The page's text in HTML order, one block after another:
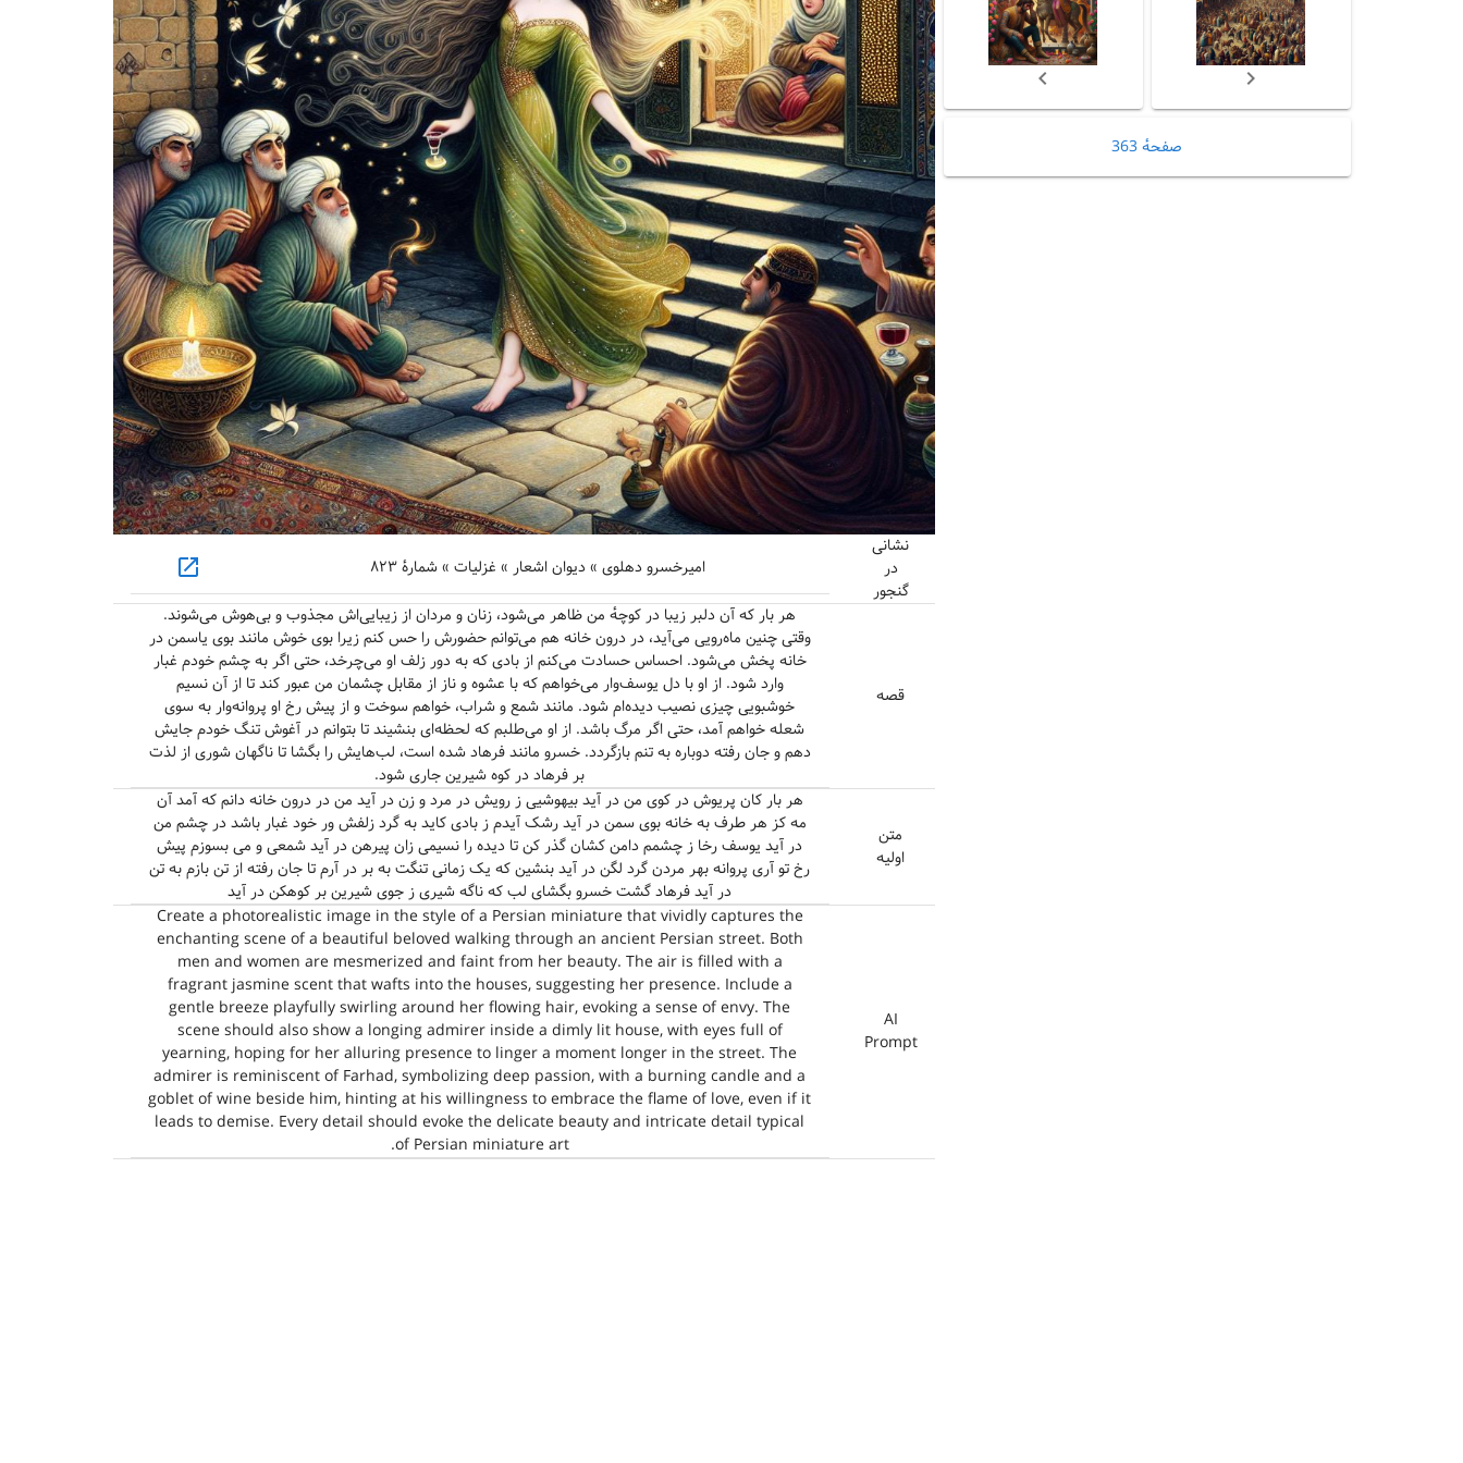
صفحهٔ 363
نشانی
در
گنجور
امیرخسرو دهلوی » دیوان اشعار » غزلیات » شمارهٔ ۸۲۳ open_in_new
قصه
هر بار که آن دلبر زیبا در کوچهٔ من ظاهر می‌شود، زنان و مردان از زیبایی‌اش مجذوب و بی‌هوش می‌شوند.
وقتی چنین ماه‌رویی می‌آید، در درون خانه هم می‌توانم حضورش را حس کنم زیرا بوی خوش مانند بوی یاسمن در
خانه پخش می‌شود. احساس حسادت می‌کنم از بادی که به دور زلف او می‌چرخد، حتی اگر به چشم خودم غبار
وارد شود. از او با دل یوسف‌وار می‌خواهم که با عشوه و ناز از مقابل چشمان من عبور کند تا از آن نسیم
خوشبویی چیزی نصیب دیده‌ام شود. مانند شمع و شراب، خواهم سوخت و از پیش رخ او پروانه‌وار به سوی
شعله خواهم آمد، حتی اگر مرگ باشد. از او می‌طلبم که لحظه‌ای بنشیند تا بتوانم در آغوش تنگ خودم جایش
دهم و جان رفته دوباره به تنم بازگردد. خسرو مانند فرهاد شده است، لب‌هایش را بگشا تا ناگهان شوری از لذت
بر فرهاد در کوه شیرین جاری شود.
متن
اولیه
هر بار کان پریوش در کوی من در آید بیهوشیی ز رویش در مرد و زن در آید من در درون خانه دانم که آمد آن
مه کز هر طرف به خانه بوی سمن در آید رشک آیدم ز بادی کاید به گرد زلفش ور خود غبار باشد در چشم من
در آید یوسف رخا ز چشمم دامن کشان گذر کن تا دیده را نسیمی زان پیرهن در آید شمعی و می بسوزم پیش
رخ تو آری پروانه بهر مردن گرد لگن در آید بنشین که یک زمانی تنگت به بر در آرم تا جان رفته از تن بازم به تن
در آید فرهاد گشت خسرو بگشای لب که ناگه شیری ز جوی شیرین بر کوهکن در آید
AI
Prompt
Create a photorealistic image in the style of a Persian miniature that vividly captures the
enchanting scene of a beautiful beloved walking through an ancient Persian street. Both
men and women are mesmerized and faint from her beauty. The air is filled with a
fragrant jasmine scent that wafts into the houses, suggesting her presence. Include a
gentle breeze playfully swirling around her flowing hair, evoking a sense of envy. The
scene should also show a longing admirer inside a dimly lit house, with eyes full of
yearning, hoping for her alluring presence to linger a moment longer in the street. The
admirer is reminiscent of Farhad, symbolizing deep passion, with a burning candle and a
goblet of wine beside him, hinting at his willingness to embrace the flame of love, even if it
leads to demise. Every detail should evoke the delicate beauty and intricate detail typical
of Persian miniature art.